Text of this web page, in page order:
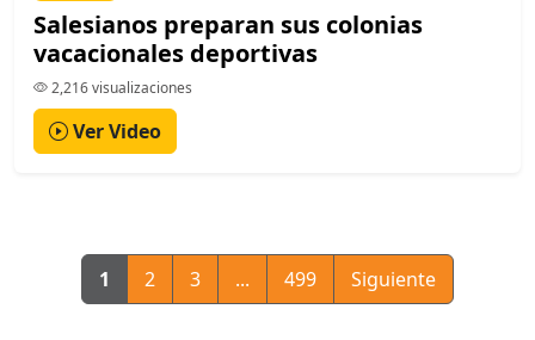
Salesianos preparan sus colonias
vacacionales deportivas
2,216 visualizaciones
Ver Video
1 2 3 ... 499 Siguiente